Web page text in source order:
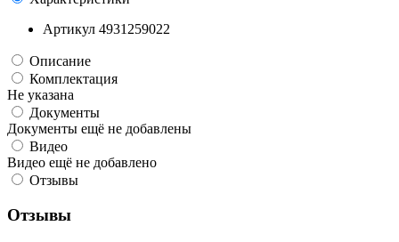
Артикул 4931259022
Описание
Комплектация
Не указана
Документы
Документы ещё не добавлены
Видео
Видео ещё не добавлено
Отзывы
Отзывы